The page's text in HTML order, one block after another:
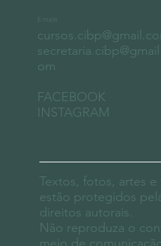
om
FACEBOOK
INSTAGRAM
E-mails
Textos, fotos, artes e
estão protegidos
direitos autorais.
Não reproduza o